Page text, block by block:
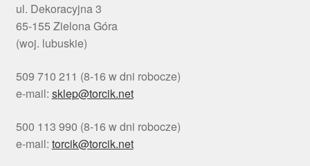
ul. Dekoracyjna 3
65-155 Zielona Góra
(woj. lubuskie)
509 710 211 (8-16 w dni robocze)
e-mail: sklep@torcik.net
500 113 990 (8-16 w dni robocze)
e-mail: torcik@torcik.net